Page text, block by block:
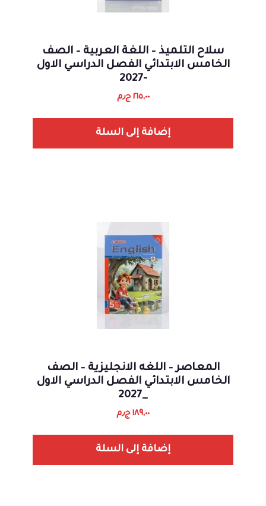
سلاح التلميذ – اللغة العربية – الصف
الخامس الابتدائي الفصل الدراسي الاول
-2027
٢١٥,٠٠ ج٫م
إضافة إلى السلة
المعاصر – اللغه الانجليزية – الصف
الخامس الابتدائي الفصل الدراسي الاول
_2027
١٨٩,٠٠ ج٫م
إضافة إلى السلة